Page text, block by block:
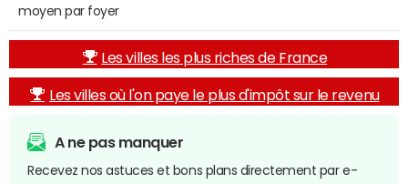
moyen par foyer
Les villes les plus riches de France
Les villes où l'on paye le plus d'impôt sur le revenu
A ne pas manquer
Recevez nos astuces et bons plans directement par e-